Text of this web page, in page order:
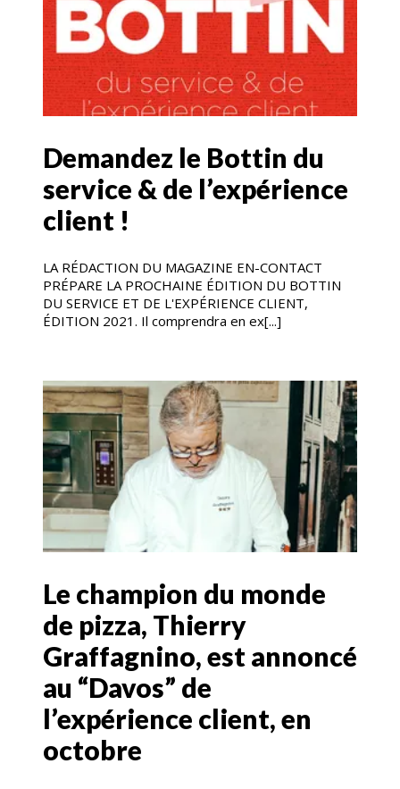
Demandez le Bottin du
service & de l’expérience
client !
LA RÉDACTION DU MAGAZINE EN-CONTACT
PRÉPARE LA PROCHAINE ÉDITION DU BOTTIN
DU SERVICE ET DE L'EXPÉRIENCE CLIENT,
ÉDITION 2021. Il comprendra en ex[...]
Le champion du monde
de pizza, Thierry
Graffagnino, est annoncé
au “Davos” de
l’expérience client, en
octobre